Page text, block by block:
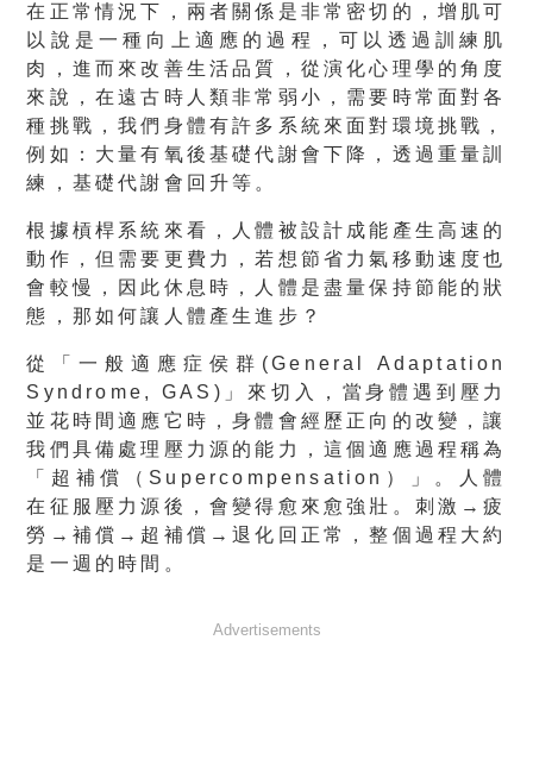
在正常情況下，兩者關係是非常密切的，增肌可
以說是一種向上適應的過程，可以透過訓練肌
肉，進而來改善生活品質，從演化心理學的角度
來說，在遠古時人類非常弱小，需要時常面對各
種挑戰，我們身體有許多系統來面對環境挑戰，
例如：大量有氧後基礎代謝會下降，透過重量訓
練，基礎代謝會回升等。
根據槓桿系統來看，人體被設計成能產生高速的
動作，但需要更費力，若想節省力氣移動速度也
會較慢，因此休息時，人體是盡量保持節能的狀
態，那如何讓人體產生進步？
從「一般適應症侯群(General Adaptation
Syndrome, GAS)」來切入，當身體遇到壓力
並花時間適應它時，身體會經歷正向的改變，讓
我們具備處理壓力源的能力，這個適應過程稱為
「超補償（Supercompensation）」。人體
在征服壓力源後，會變得愈來愈強壯。刺激→疲
勞→補償→超補償→退化回正常，整個過程大約
是一週的時間。
Advertisements